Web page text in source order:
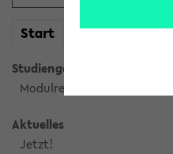
Start meineKVV
Studiengangsauswahl
Modulrecherche
Aktuelles
Jetzt!